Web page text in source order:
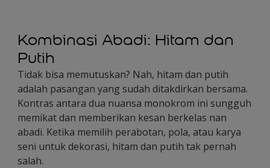
Kombinasi Abadi: Hitam dan
Putih
Tidak bisa memutuskan? Nah, hitam dan putih
adalah pasangan yang sudah ditakdirkan bersama.
Kontras antara dua nuansa monokrom ini sungguh
memikat dan memberikan kesan berkelas nan
abadi. Ketika memilih perabotan, pola, atau karya
seni untuk dekorasi, hitam dan putih tak pernah
salah.